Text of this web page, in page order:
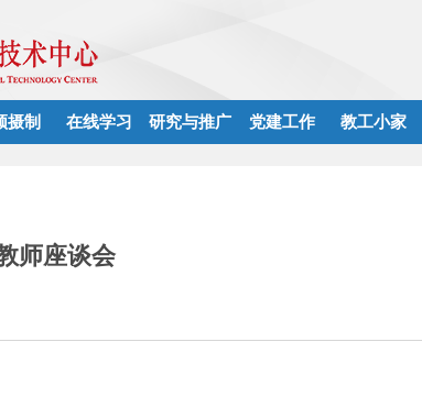
摄制 在线学习 研究与推广 党建工作 教工小家
师座谈会